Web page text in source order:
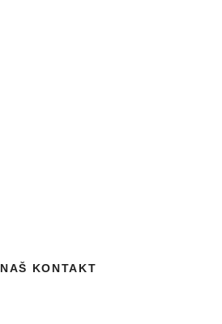
NAŠ KONTAKT